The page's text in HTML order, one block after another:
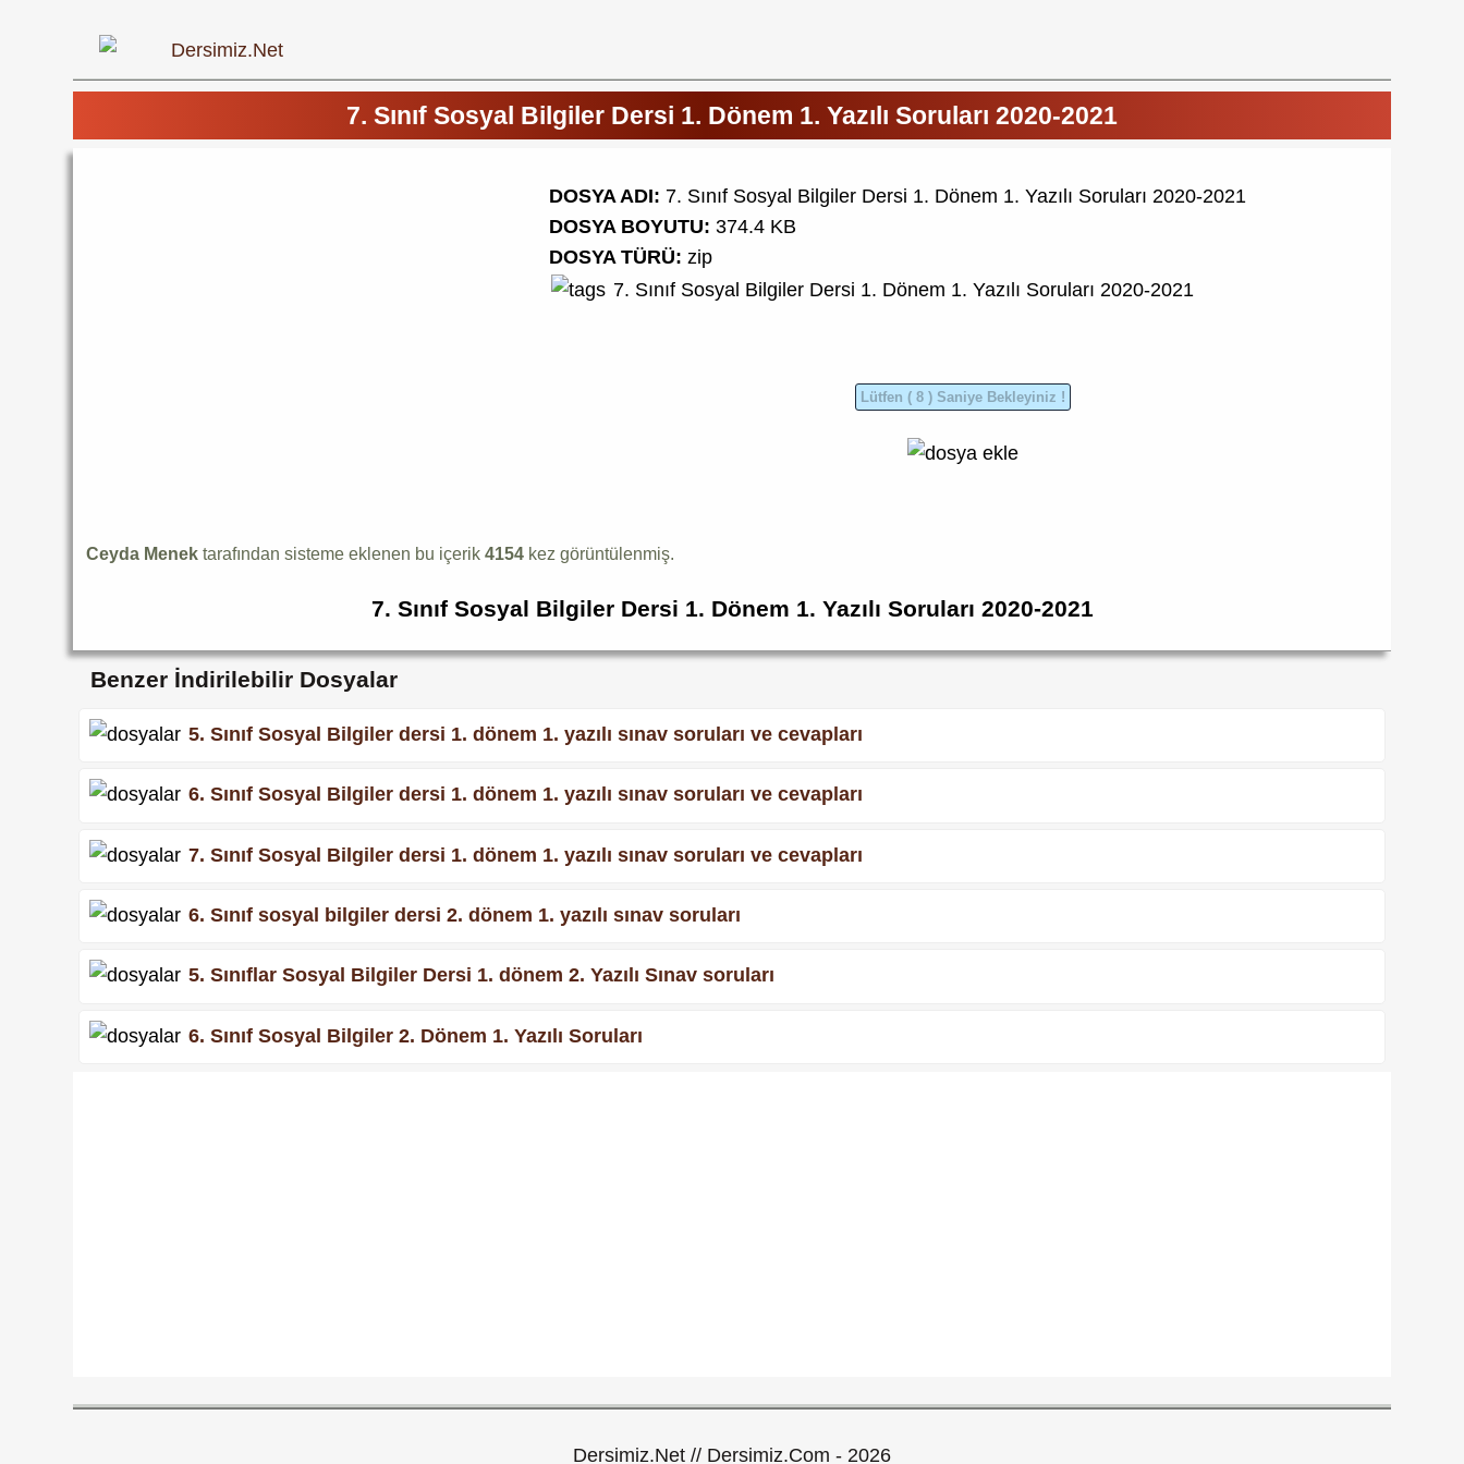
7. Sınıf Sosyal Bilgiler Dersi 1. Dönem 1. Yazılı Soruları 2020-2021
DOSYA ADI: 7. Sınıf Sosyal Bilgiler Dersi 1. Dönem 1. Yazılı Soruları 2020-2021
DOSYA BOYUTU: 374.4 KB
DOSYA TÜRÜ: zip
7. Sınıf Sosyal Bilgiler Dersi 1. Dönem 1. Yazılı Soruları 2020-2021
Ceyda Menek tarafından sisteme eklenen bu içerik4154 kez görüntülenmiş.
7. Sınıf Sosyal Bilgiler Dersi 1. Dönem 1. Yazılı Soruları 2020-2021
Benzer İndirilebilir Dosyalar
5. Sınıf Sosyal Bilgiler dersi 1. dönem 1. yazılı sınav soruları ve cevapları
6. Sınıf Sosyal Bilgiler dersi 1. dönem 1. yazılı sınav soruları ve cevapları
7. Sınıf Sosyal Bilgiler dersi 1. dönem 1. yazılı sınav soruları ve cevapları
6. Sınıf sosyal bilgiler dersi 2. dönem 1. yazılı sınav soruları
5. Sınıflar Sosyal Bilgiler Dersi 1. dönem 2. Yazılı Sınav soruları
6. Sınıf Sosyal Bilgiler 2. Dönem 1. Yazılı Soruları
Dersimiz.Net // Dersimiz.Com - 2026